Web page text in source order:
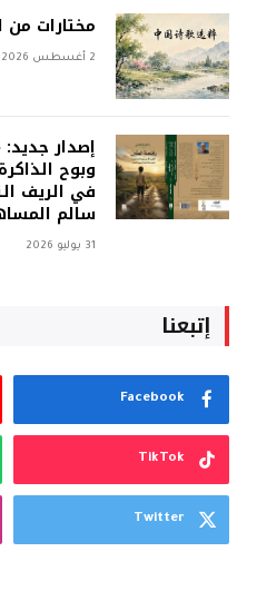
مختارات
2 أغسطس 2026
إصدار
وبوح
في الريف
سالم
31 يوليو 2026
إتبعنا
Facebook
TikTok
Twitter